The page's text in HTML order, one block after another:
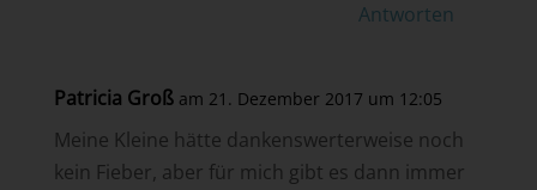
Antworten
Patricia Groß am 21. Dezember 2017 um 12:05
Meine Kleine hätte dankenswerterweise noch
kein Fieber, aber für mich gibt es dann immer